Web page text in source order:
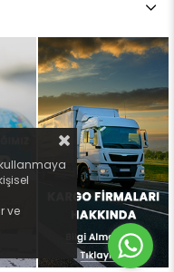
ve